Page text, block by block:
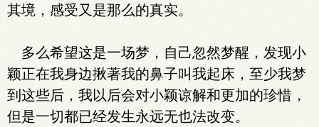
其境，感受又是那么的真实。
多么希望这是一场梦，自己忽然梦醒，发现小
颖正在我身边揪著我的鼻子叫我起床，至少我梦
到这些后，我以后会对小颖谅解和更加的珍惜，
但是一切都已经发生永远无也法改变。